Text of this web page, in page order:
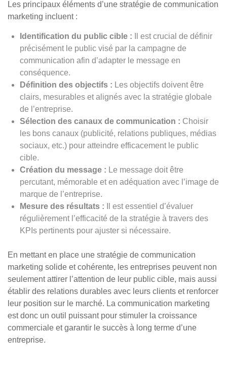
Les principaux éléments d’une stratégie de communication
marketing incluent :
Identification du public cible : Il est crucial de définir
précisément le public visé par la campagne de
communication afin d’adapter le message en
conséquence.
Définition des objectifs : Les objectifs doivent être
clairs, mesurables et alignés avec la stratégie globale
de l’entreprise.
Sélection des canaux de communication : Choisir
les bons canaux (publicité, relations publiques, médias
sociaux, etc.) pour atteindre efficacement le public
cible.
Création du message : Le message doit être
percutant, mémorable et en adéquation avec l’image de
marque de l’entreprise.
Mesure des résultats : Il est essentiel d’évaluer
régulièrement l’efficacité de la stratégie à travers des
KPIs pertinents pour ajuster si nécessaire.
En mettant en place une stratégie de communication
marketing solide et cohérente, les entreprises peuvent non
seulement attirer l’attention de leur public cible, mais aussi
établir des relations durables avec leurs clients et renforcer
leur position sur le marché. La communication marketing
est donc un outil puissant pour stimuler la croissance
commerciale et garantir le succès à long terme d’une
entreprise.